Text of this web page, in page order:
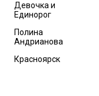
Девочка и
Единорог
Полина
Андрианова
Красноярск